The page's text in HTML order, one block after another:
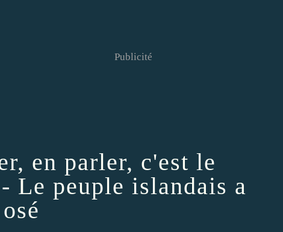
Publicité
en parler, c'est le
Le peuple islandais a
osé